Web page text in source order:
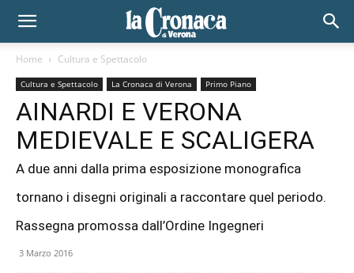
Home Cultura e Spettacolo
Cultura e Spettacolo La Cronaca di Verona Primo Piano
AINARDI E VERONA
MEDIEVALE E SCALIGERA
A due anni dalla prima esposizione monografica
tornano i disegni originali a raccontare quel periodo.
Rassegna promossa dall’Ordine Ingegneri
3 Marzo 2016